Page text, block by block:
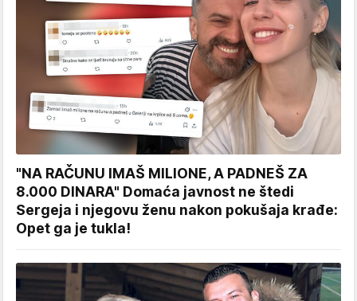
"NA RAČUNU IMAŠ MILIONE, A PADNEŠ ZA
8.000 DINARA" Domaća javnost ne štedi
Sergeja i njegovu ženu nakon pokušaja krađe:
Opet ga je tukla!